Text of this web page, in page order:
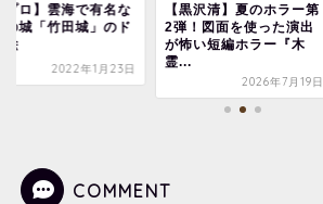
プロ】雲海で有名な
の城「竹田城」のド
絵
2022年1月23日
【黒沢清】夏のホラー第
2弾！図面を使った演出
が怖い短編ホラー『木
霊...
2026年7月19日
COMMENT